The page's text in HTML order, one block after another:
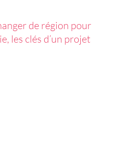
de région pour
les clés d’un projet
compte ?